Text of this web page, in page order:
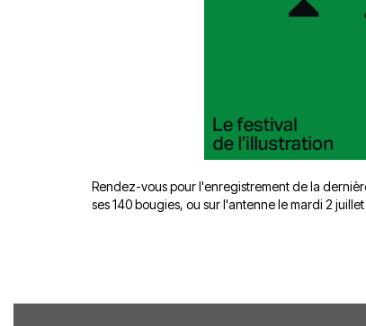
Rendez-vous pour l'enregistrement de la
ses 140 bougies, ou sur l'antenne le mardi 2 juillet